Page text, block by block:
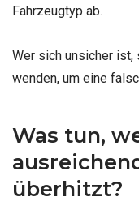
Fahrzeugtyp ab.
Wer sich unsicher ist,
wenden, um eine
Was tun,
überhitzt?